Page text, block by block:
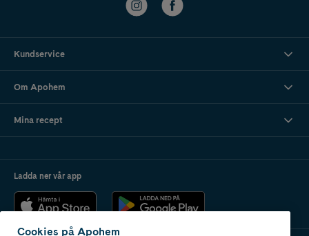
Kundservice
Om Apohem
Mina recept
Ladda ner vår app
Cookies på Apohem